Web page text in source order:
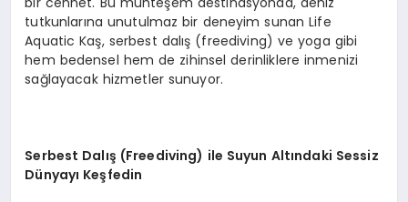
tutkunlarına unutulmaz bir deneyim sunan Life
Aquatic Kaş, serbest dalış (freediving) ve yoga gibi
hem bedensel hem de zihinsel derinliklere inmenizi
sağlayacak hizmetler sunuyor.
Serbest Dalış (Freediving) ile Suyun Altındaki Sessiz
Dünyayı Keşfedin